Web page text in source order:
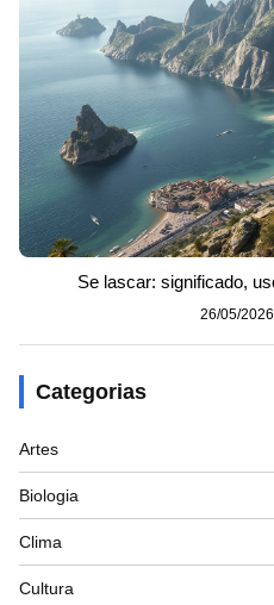
Se lascar: significado,
26/05/
Categorias
Artes
Biologia
Clima
Cultura